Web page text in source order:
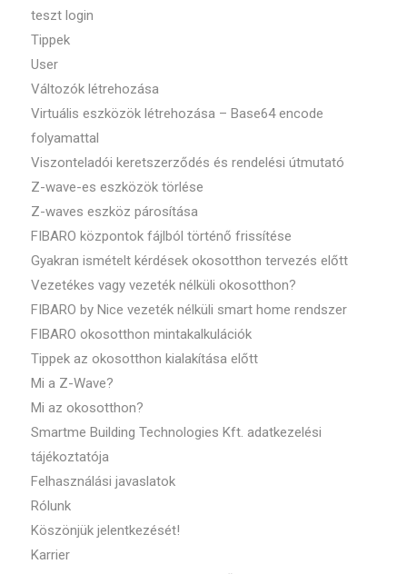
teszt login
Tippek
User
Változók létrehozása
Virtuális eszközök létrehozása – Base64 encode
folyamattal
Viszonteladói keretszerződés és rendelési útmutató
Z-wave-es eszközök törlése
Z-waves eszköz párosítása
FIBARO központok fájlból történő frissítése
Gyakran ismételt kérdések okosotthon tervezés előtt
Vezetékes vagy vezeték nélküli okosotthon?
FIBARO by Nice vezeték nélküli smart home rendszer
FIBARO okosotthon mintakalkulációk
Tippek az okosotthon kialakítása előtt
Mi a Z-Wave?
Mi az okosotthon?
Smartme Building Technologies Kft. adatkezelési
tájékoztatója
Felhasználási javaslatok
Rólunk
Köszönjük jelentkezését!
Karrier